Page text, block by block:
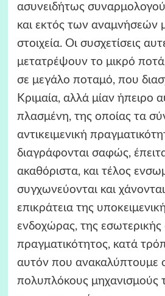
ασυνειδήτως
και εκτός των αναμνήσεών
στοιχεία. Οι συσχετίσεις
μετατρέψουν το μικρό
σε μεγάλο ποταμό, που
Κριμαία, αλλά μίαν ήπειρο
πλασμένη, της οποίας τα
αντικειμενική
διαγράφονται σαφώς,
ακαθόριστα, και τέλος
συγχωνεύονται και
επικράτεια της
ενδοχώρας, της εσωτερικής
πραγματικότητος, κατά
αυτόν που ανακαλύπτουμε
πολυπλόκους μηχανισμούς